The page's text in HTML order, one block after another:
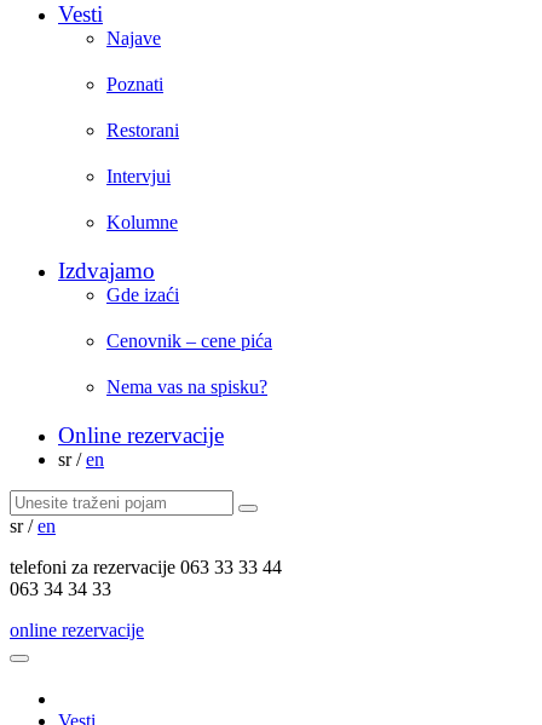
Vesti
Najave
Poznati
Restorani
Intervjui
Kolumne
Izdvajamo
Gde izaći
Cenovnik – cene pića
Nema vas na spisku?
Online rezervacije
sr / en
sr / en
telefoni za rezervacije 063 33 33 44
063 34 34 33
online rezervacije
Vesti